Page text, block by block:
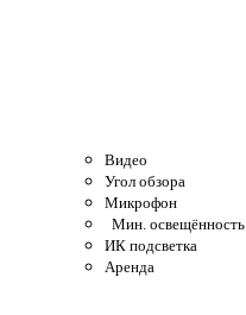
Видео
Угол обзора
Микрофон
Мин. освещённость
ИК подсветка
Аренда